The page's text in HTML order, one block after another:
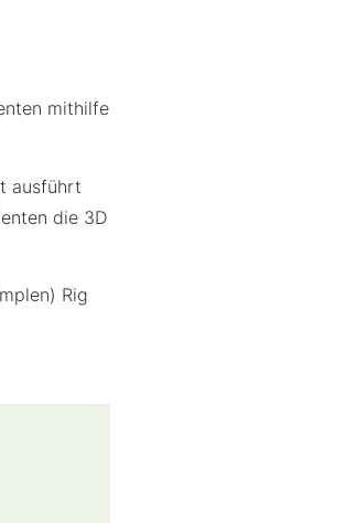
mithilfe
ausführt
die 3D
Rig